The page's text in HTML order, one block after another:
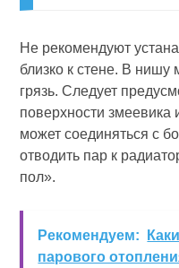
Не рекомендуют
близко к стене. В нишу
грязь. Следует
поверхности
может соединяться с
отводить пар к
пол».
Рекомендуем:
парового